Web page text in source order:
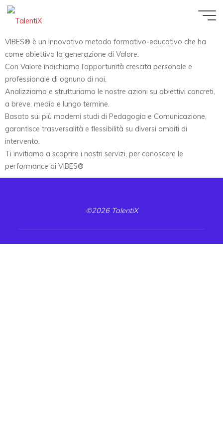
VIBES® è un innovativo metodo formativo-educativo che ha
come obiettivo la generazione di Valore.
Con Valore indichiamo l’opportunità crescita personale e
professionale di ognuno di noi.
Analizziamo e strutturiamo le nostre azioni su obiettivi concreti,
a breve, medio e lungo termine.
Basato sui più moderni studi di Pedagogia e Comunicazione,
garantisce trasversalità e flessibilità su diversi ambiti di
intervento.
Ti invitiamo a scoprire i nostri servizi, per conoscere le
performance di VIBES®
©2026 TalentiX